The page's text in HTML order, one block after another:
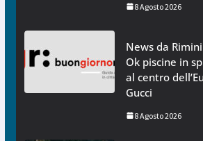
8 Agosto 2026
News da
Ok piscine in
al centro
Gucci
8 Agosto 2026